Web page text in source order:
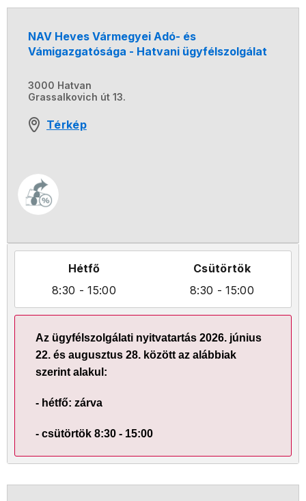
NAV Heves Vármegyei Adó- és
Vámigazgatósága - Hatvani ügyfélszolgálat
3000 Hatvan
Grassalkovich út 13.
Térkép
Hétfő
8:30 - 15:00
Csütörtök
8:30 - 15:00
Az ügyfélszolgálati nyitvatartás 2026. június
22. és augusztus 28. között az alábbiak
szerint alakul:
- hétfő: zárva
- csütörtök 8:30 - 15:00